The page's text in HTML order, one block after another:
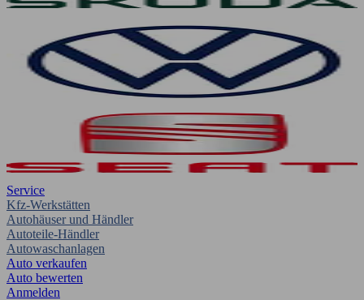
Service
Kfz-Werkstätten
Autohäuser und Händler
Autoteile-Händler
Autowaschanlagen
Auto verkaufen
Auto bewerten
Anmelden